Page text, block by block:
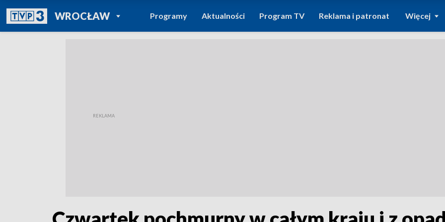
WROCŁAWPOWRÓT DO
TVP REGIONY
Programy Aktualności Program TV Reklama i patronat Więcej